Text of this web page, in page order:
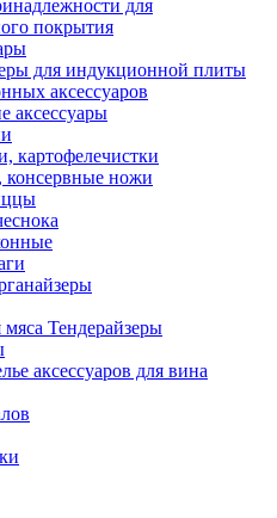
для
покрытия
для индукционной плиты
аксессуаров
аксессуары
картофелечистки
консервные ножи
Тендерайзеры
аксессуаров для вина